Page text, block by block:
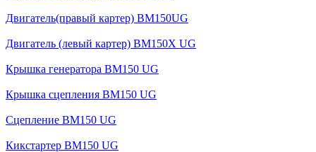
Двигатель(правый картер) ВМ150UG
Двигатель (левый картер) BM150X UG
Крышка генератора BM150 UG
Крышка сцепления BM150 UG
Сцепление BM150 UG
Кикстартер BM150 UG